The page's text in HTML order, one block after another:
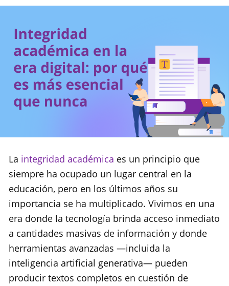
La integridad académica es un principio que
siempre ha ocupado un lugar central en la
educación, pero en los últimos años su
importancia se ha multiplicado. Vivimos en una
era donde la tecnología brinda acceso inmediato
a cantidades masivas de información y donde
herramientas avanzadas —incluida la
inteligencia artificial generativa— pueden
producir textos completos en cuestión de